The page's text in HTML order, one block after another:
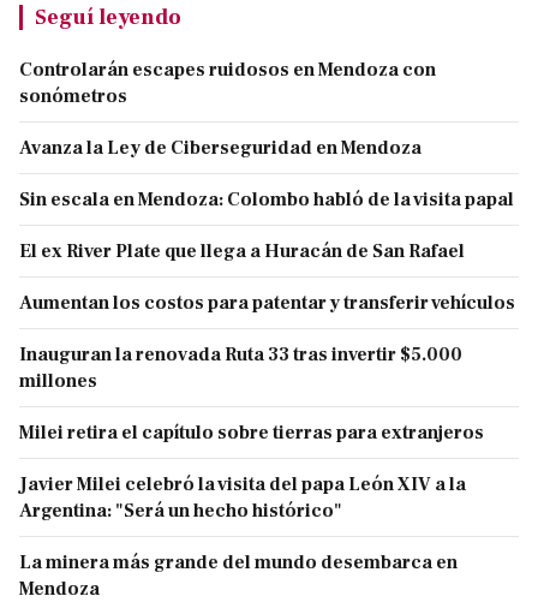
Seguí leyendo
Controlarán escapes ruidosos en Mendoza con
sonómetros
Avanza la Ley de Ciberseguridad en Mendoza
Sin escala en Mendoza: Colombo habló de la visita papal
El ex River Plate que llega a Huracán de San Rafael
Aumentan los costos para patentar y transferir vehículos
Inauguran la renovada Ruta 33 tras invertir $5.000
millones
Milei retira el capítulo sobre tierras para extranjeros
Javier Milei celebró la visita del papa León XIV a la
Argentina: "Será un hecho histórico"
La minera más grande del mundo desembarca en
Mendoza